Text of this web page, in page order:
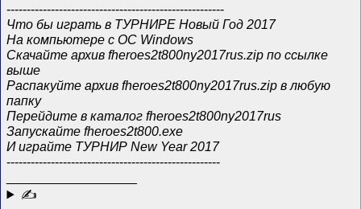
------------------------------------------------------
Что бы играть в TУРНИРЕ Новый Год 2017
На компьютере с ОС Windows
Скачайте архив fheroes2t800ny2017rus.zip по ссылке
выше
Распакуйте архив fheroes2t800ny2017rus.zip в любую
папку
Перейдите в каталог fheroes2t800ny2017rus
Запускайте fheroes2t800.exe
И играйте ТУРНИР New Year 2017
-----------------------------------------------------
✍